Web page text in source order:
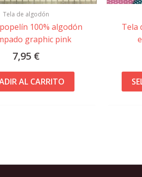
Tela de algodón
100% algodón
graphic pink
7,95 €
AL CARRITO
Tela